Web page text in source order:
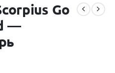
Go
—